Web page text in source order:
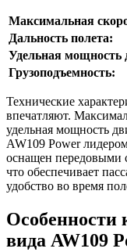
Максимальная
Дальность полета:
Удельная мощность
Грузоподъемность:
Технические
впечатляют.
удельная мощность
AW109 Power
оснащен передовыми
что обеспечивает
удобство во время
Особенности
вида AW109